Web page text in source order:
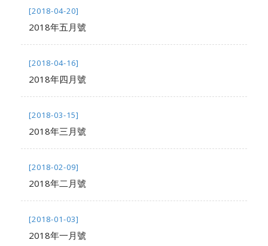
[2018-04-20]
2018年五月號
[2018-04-16]
2018年四月號
[2018-03-15]
2018年三月號
[2018-02-09]
2018年二月號
[2018-01-03]
2018年一月號